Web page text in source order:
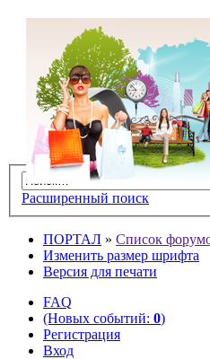
Расширенный поиск
ПОРТАЛ » Список
Изменить размер шрифта
Версия для печати
FAQ
(Новых событий: 0)
Регистрация
Вход